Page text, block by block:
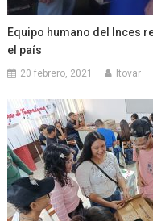
Equipo humano del Inces
el país
20 febrero, 2021 ltovar